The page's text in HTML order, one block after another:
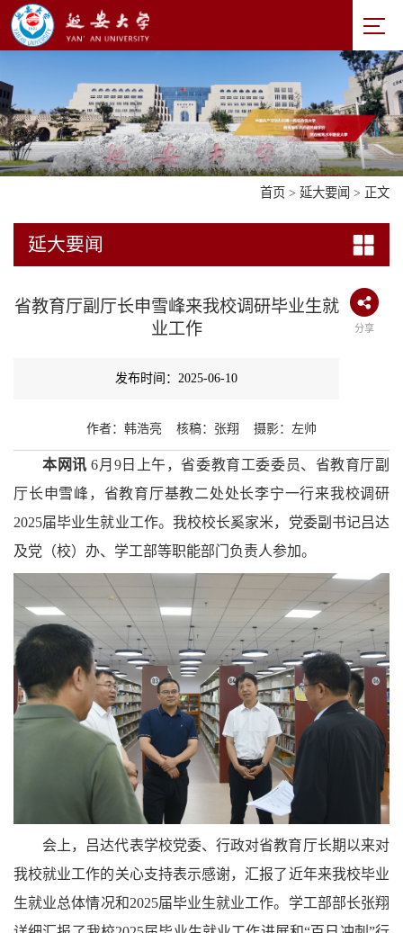
首页 > 延大要闻 > 正文
延大要闻
省教育厅副厅长申雪峰来我校调研毕业生就
业工作
分享
发布时间：2025-06-10
作者：韩浩亮 核稿：张翔 摄影：左帅
本网讯 6月 9日上午，省委教育工委委员、省教育厅副
厅长申雪峰，省教育厅基教二处处长李宁一行来我校调研
2025届毕业生就业工作。我校校长奚家米，党委副书记吕达
及党（校）办、学工部等职能部门负责人参加。
会上，吕达代表学校党委、行政对省教育厅长期以来对
我校就业工作的关心支持表示感谢，汇报了近年来我校毕业
生就业总体情况和2025届毕业生就业工作。学工部部长张翔